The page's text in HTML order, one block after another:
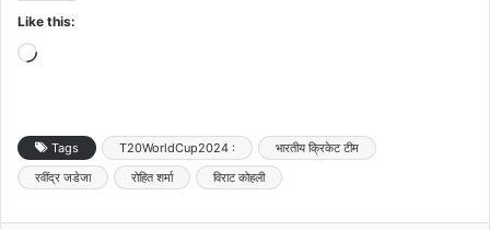
Like this:
Loading…
Tags T20WorldCup2024 :
भारतीय क्रिकेट टीम
रवींद्र जडेजा
रोहित शर्मा विराट कोहली